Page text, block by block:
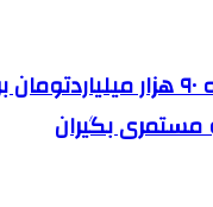
اختصاص هرماه ۹۰ هزار
مستمری بگیران